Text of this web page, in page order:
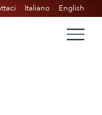
Italiano English